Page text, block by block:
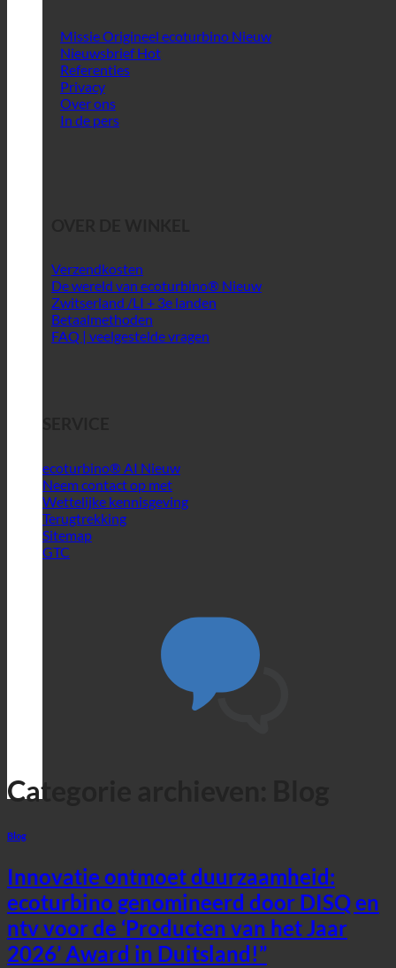
Missie Origineel ecoturbino
Nieuwsbrief
Referenties
Privacy
Over ons
In de pers
Verzendkosten
De wereld van ecoturbino®
Zwitserland /LI + 3e landen
Betaalmethoden
FAQ | veelgestelde vragen
ecoturbino® AI
Neem contact op met
Wettelijke kennisgeving
Terugtrekking
Sitemap
GTC
Categorie archieven:
Blog
Innovatie ontmoet duurzaamheid:
ecoturbino genomineerd door DISQ en
ntv voor de ‘Producten van het Jaar
2026’ Award in Duitsland!”